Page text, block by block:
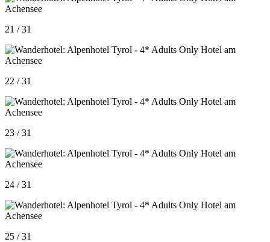
21 / 31
22 / 31
23 / 31
24 / 31
25 / 31